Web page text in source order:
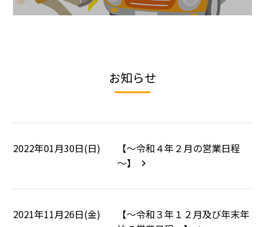
お知らせ
2022年01月30日(日)
【～令和４年２月の営業日程
～】
2021年11月26日(金)
【～令和３年１２月及び年末年